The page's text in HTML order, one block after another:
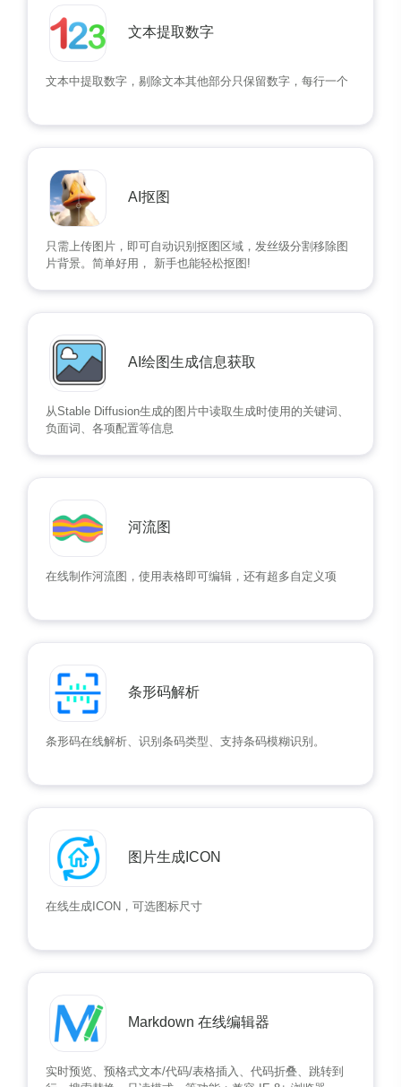
文本提取数字
文本中提取数字，剔除文本其他部分只保留数字，每行一个
AI抠图
只需上传图片，即可自动识别抠图区域，发丝级分割移除图
片背景。简单好用， 新手也能轻松抠图!
AI绘图生成信息获取
从Stable Diffusion生成的图片中读取生成时使用的关键词、
负面词、各项配置等信息
河流图
在线制作河流图，使用表格即可编辑，还有超多自定义项
条形码解析
条形码在线解析、识别条码类型、支持条码模糊识别。
图片生成ICON
在线生成ICON，可选图标尺寸
Markdown 在线编辑器
实时预览、预格式文本/代码/表格插入、代码折叠、跳转到